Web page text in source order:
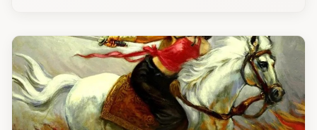
người làng Bích Uyển, phủ Kinh Môn (nay
thuộc tỉnh Hải Dương).